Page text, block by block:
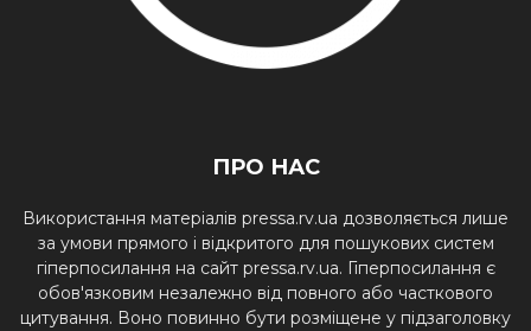
ПРО НАС
Використання матеріалів pressa.rv.ua дозволяється лише
за умови прямого і відкритого для пошукових систем
гіперпосилання на сайт pressa.rv.ua. Гіперпосилання є
обов'язковим незалежно від повного або часткового
цитування. Воно повинно бути розміщене у підзаголовку